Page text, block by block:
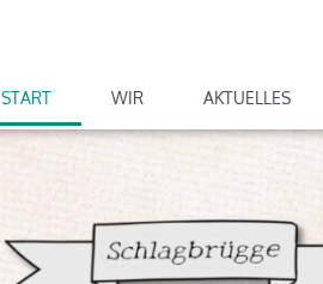
START WIR AKTUELLES
Schlagbrügge